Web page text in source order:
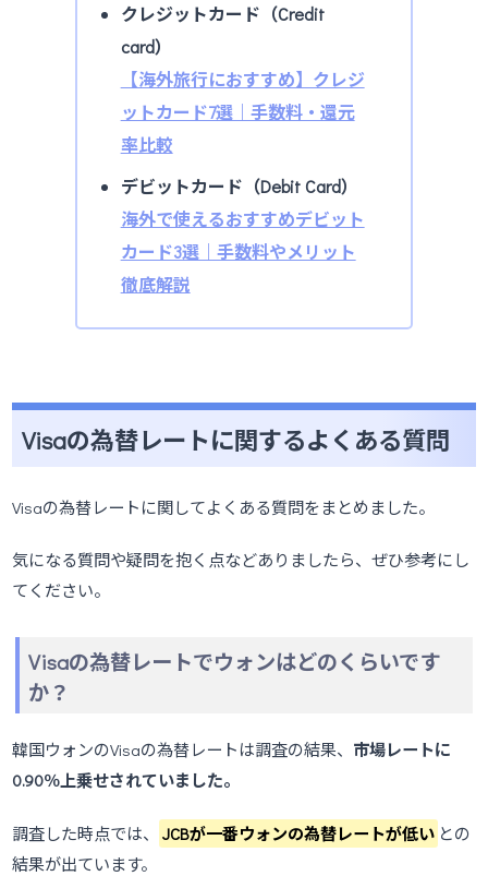
クレジットカード（Credit
card）
【海外旅行におすすめ】クレジ
ットカード7選｜手数料・還元
率比較
デビットカード（Debit Card）
海外で使えるおすすめデビット
カード3選｜手数料やメリット
徹底解説
Visaの為替レートに関するよくある質問
Visaの為替レートに関してよくある質問をまとめました。
気になる質問や疑問を抱く点などありましたら、ぜひ参考にし
てください。
Visaの為替レートでウォンはどのくらいです
か？
韓国ウォンのVisaの為替レートは調査の結果、 市場レートに
0.90％上乗せされていました。
調査した時点では、 JCBが一番ウォンの為替レートが低い との
結果が出ています。